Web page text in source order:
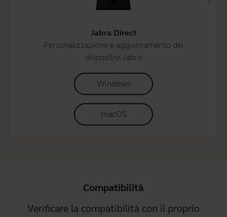
Jabra Direct
Personalizzazione e aggiornamento dei
dispositivi Jabra
Windows
macOS
Compatibilità
Verificare la compatibilità con il proprio